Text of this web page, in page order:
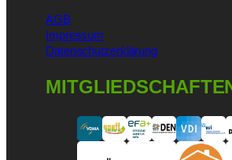
AGB
Impressum
Datenschutzerklärung